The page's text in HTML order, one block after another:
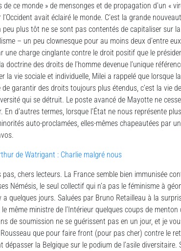
de ce monde » de mensonges et de propagation d’un «
avait éclairé le monde. C’est la grande
peu plus tôt ne se sont pas contentés de capitaliser sur
– un peu clownesque pour au moins deux d’entre
une charge cinglante contre le droit positif que le
doctrine des droits de l’homme devenue l’unique
la vie sociale et individuelle, Milei a rappelé que lorsque
de garantir des droits toujours plus étendus, c’est la vie
qui se détruit. Le poste avancé de Mayotte ne
d’autres termes, lorsque l’État ne nous représente
auto-proclamées, elles-mêmes chapeautées par
de Watrigant : Charlie malgré nous
chers lecteurs. La France semble bien immunisée
Némésis, le seul collectif qui n’a pas le féminisme à
quelques jours. Saluées par Bruno Retailleau à la
même ministre de l’Intérieur quelques coups de
de soumission ne se guérissent pas en un jour, et je
que pour faire front (pour pas cher) contre le
dépasser la Belgique sur le podium de l’asile diversitaire.